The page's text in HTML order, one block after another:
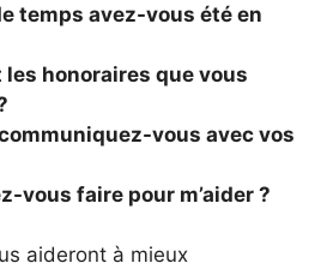
temps avez-vous été en
les honoraires que vous
vous avec vos
vous faire pour m’aider ?
aideront à mieux